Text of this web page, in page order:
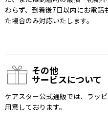
わらず、到着後7日以内にお電
た場合のみ対応いたします。
その他
サービスについて
ケアスター公式通販では、ラッ
用意しております。